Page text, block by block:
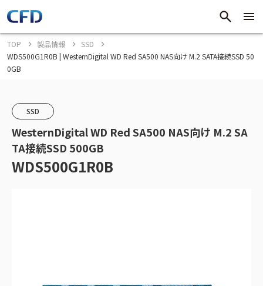
TOP 製品情報
SSD
WDS500G1R0B | WesternDigital WD Red SA500 NAS向け M.2 SATA接続SSD 50
0GB
SSD
WesternDigital WD Red SA500 NAS向け M.2 SA
TA接続SSD 500GB
WDS500G1R0B